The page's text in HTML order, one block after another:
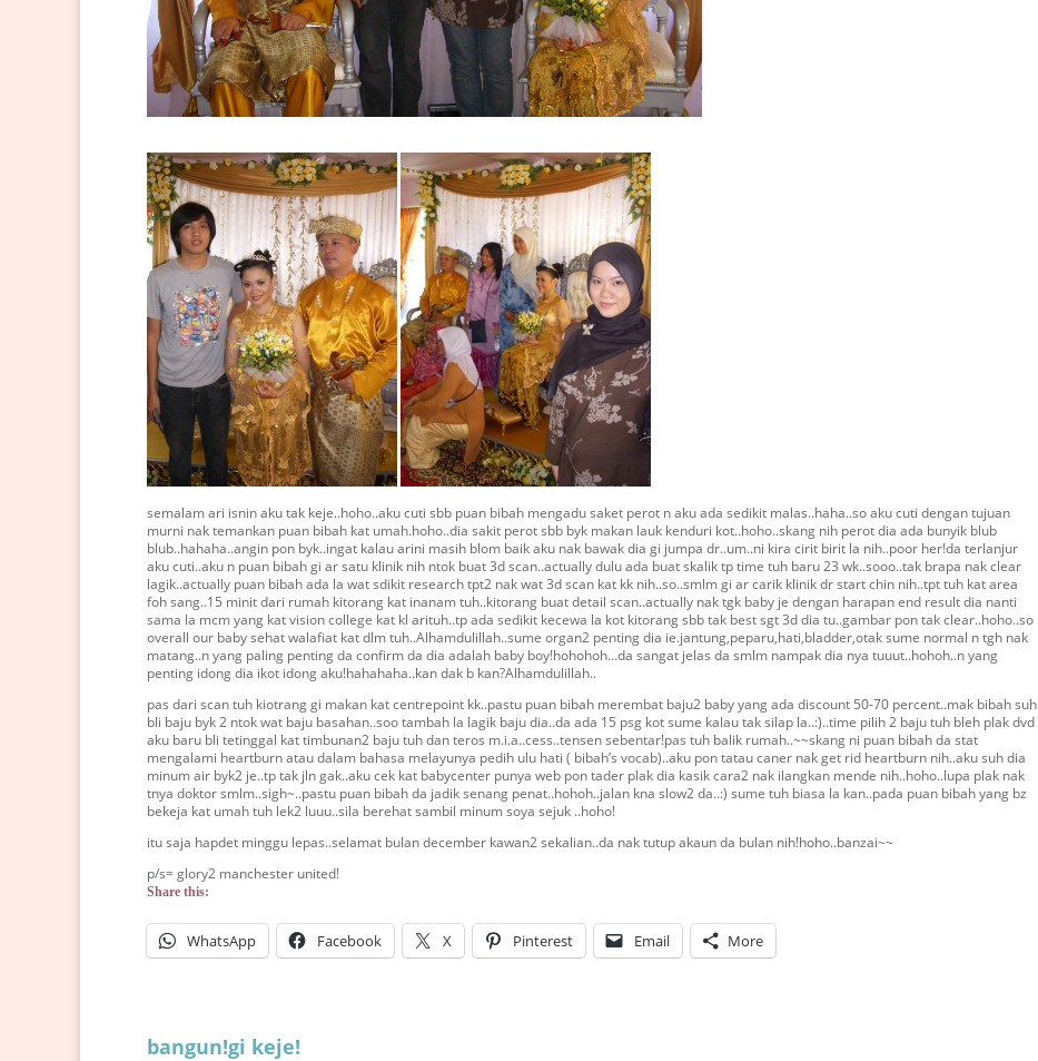
semalam ari isnin aku tak keje..hoho..aku cuti sbb puan bibah mengadu saket perot n aku ada sedikit malas..haha..so aku cuti dengan tujuan
murni nak temankan puan bibah kat umah.hoho..dia sakit perot sbb byk makan lauk kenduri kot..hoho..skang nih perot dia ada bunyik blub
blub..hahaha..angin pon byk..ingat kalau arini masih blom baik aku nak bawak dia gi jumpa dr..um..ni kira cirit birit la nih..poor her!da terlanjur
aku cuti..aku n puan bibah gi ar satu klinik nih ntok buat 3d scan..actually dulu ada buat skalik tp time tuh baru 23 wk..sooo..tak brapa nak clear
lagik..actually puan bibah ada la wat sdikit research tpt2 nak wat 3d scan kat kk nih..so..smlm gi ar carik klinik dr start chin nih..tpt tuh kat area
foh sang..15 minit dari rumah kitorang kat inanam tuh..kitorang buat detail scan..actually nak tgk baby je dengan harapan end result dia nanti
sama la mcm yang kat vision college kat kl arituh..tp ada sedikit kecewa la kot kitorang sbb tak best sgt 3d dia tu..gambar pon tak clear..hoho..so
overall our baby sehat walafiat kat dlm tuh..Alhamdulillah..sume organ2 penting dia ie.jantung,peparu,hati,bladder,otak sume normal n tgh nak
matang..n yang paling penting da confirm da dia adalah baby boy!hohohoh…da sangat jelas da smlm nampak dia nya tuuut..hohoh..n yang
penting idong dia ikot idong aku!hahahaha..kan dak b kan?Alhamdulillah..
pas dari scan tuh kiotrang gi makan kat centrepoint kk..pastu puan bibah merembat baju2 baby yang ada discount 50-70 percent..mak bibah suh
bli baju byk 2 ntok wat baju basahan..soo tambah la lagik baju dia..da ada 15 psg kot sume kalau tak silap la..:)..time pilih 2 baju tuh bleh plak dvd
aku baru bli tetinggal kat timbunan2 baju tuh dan teros m.i.a..cess..tensen sebentar!pas tuh balik rumah..~~skang ni puan bibah da stat
mengalami heartburn atau dalam bahasa melayunya pedih ulu hati ( bibah’s vocab)..aku pon tatau caner nak get rid heartburn nih..aku suh dia
minum air byk2 je..tp tak jln gak..aku cek kat babycenter punya web pon tader plak dia kasik cara2 nak ilangkan mende nih..hoho..lupa plak nak
tnya doktor smlm..sigh~..pastu puan bibah da jadik senang penat..hohoh..jalan kna slow2 da..:) sume tuh biasa la kan..pada puan bibah yang bz
bekeja kat umah tuh lek2 luuu..sila berehat sambil minum soya sejuk ..hoho!
itu saja hapdet minggu lepas..selamat bulan december kawan2 sekalian..da nak tutup akaun da bulan nih!hoho..banzai~~
p/s= glory2 manchester united!
Share this:
WhatsApp Facebook X Pinterest Email More
bangun!gi keje!